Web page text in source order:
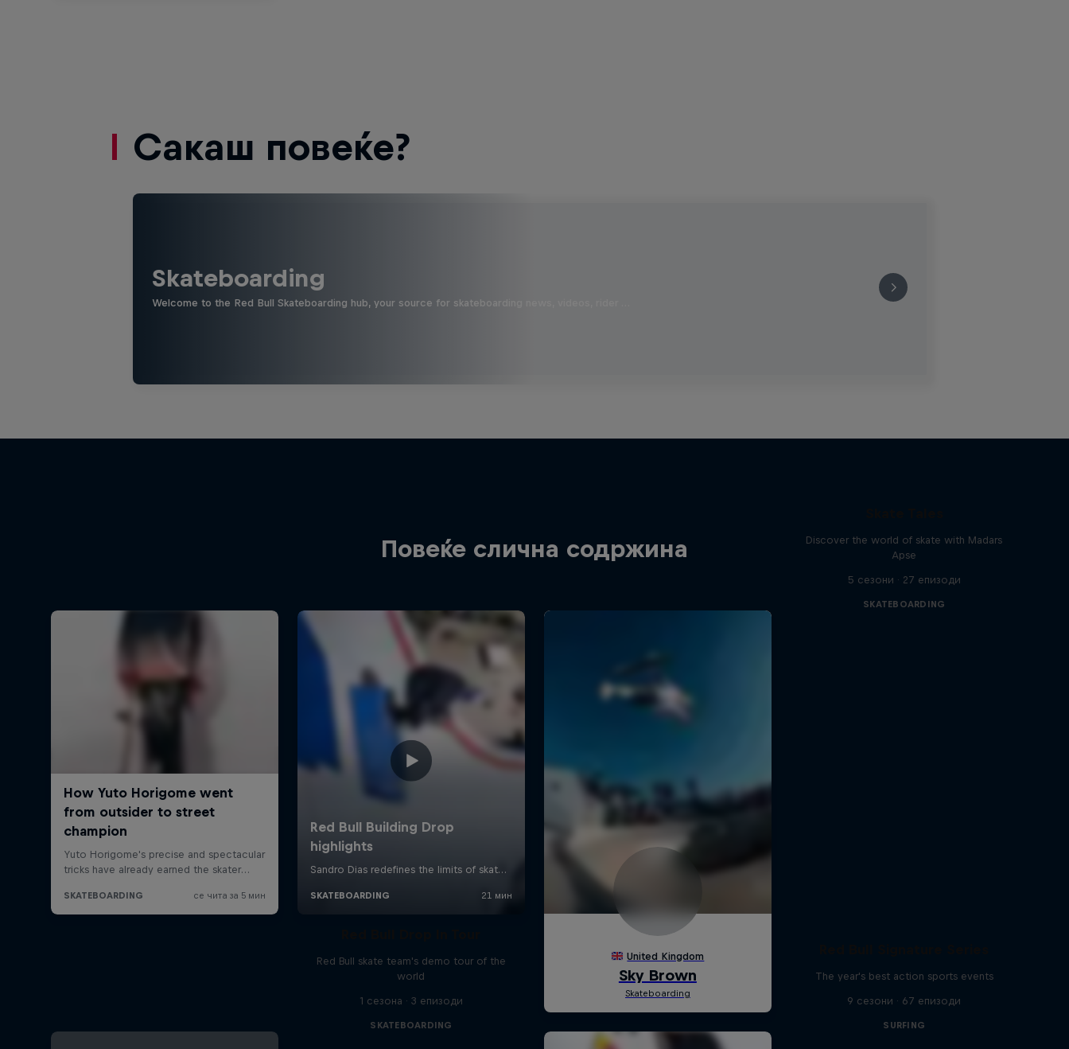
Сакаш повеќе?
Skateboarding
Welcome to the Red Bull Skateboarding hub, your source for skateboarding news, videos, rider …
Повеќе слична содржина
Discover the world of skate with Madars
Apse
5 сезони · 27 епизоди
SKATEBOARDING
Red Bull skate team's demo tour of the
world
1 сезона · 3 епизоди
SKATEBOARDING
The year's best action sports events
9 сезони · 67 епизоди
SURFING